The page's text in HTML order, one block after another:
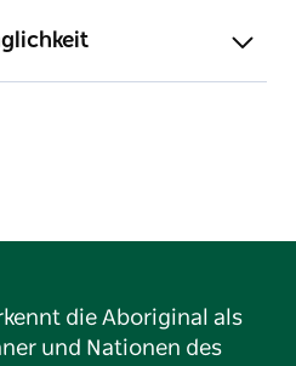
die Aboriginal als
und Nationen des